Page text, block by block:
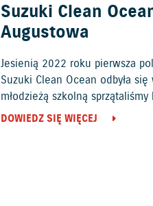
Suzuki Clean
Augustowa
Jesienią 2022 roku pierwsza
Suzuki Clean Ocean odbyła
młodzieżą szkolną
DOWIEDZ SIĘ WIĘCEJ